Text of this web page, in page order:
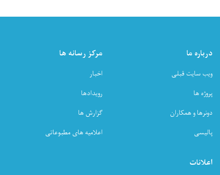
درباره ما
ویب سایت قبلی
پروژه ها
دونرها و همکاران
پالیسی
مرکز رسانه ها
اخبار
رویدادها
گزارش ها
اعلامیه های مطبوعاتی
اعلانات